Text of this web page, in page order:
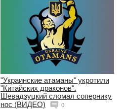
"Украинские атаманы" укротили
"Китайских драконов".
Шевадзуцкий сломал cопернику
нос (ВИДЕО)
0